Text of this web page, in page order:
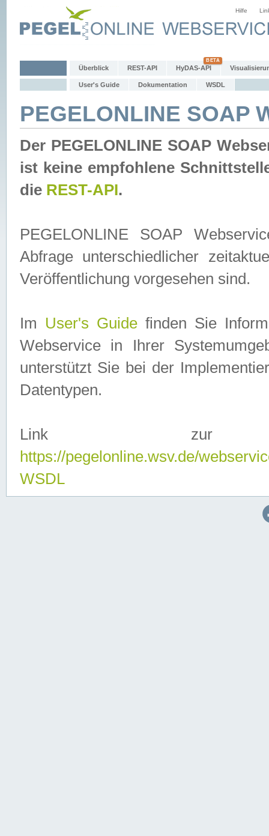
Hilfe
Überblick REST-API HyDAS-API
User's Guide Dokumentation WSDL
PEGELONLINE SOAP
Der PEGELONLINE SOAP
ist keine empfohlene
die REST-API.
PEGELONLINE SOAP
Abfrage unterschiedlicher
Veröffentlichung vorgesehen sind.
Im User's Guidefinden Sie
Webservice in Ihrer
unterstützt Sie bei der
Datentypen.
Link zur
https://pegelonline.wsv.de/
WSDL